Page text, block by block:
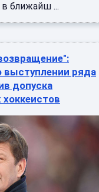
в ближайш ...
выступлении ряда
допуска
хоккеистов